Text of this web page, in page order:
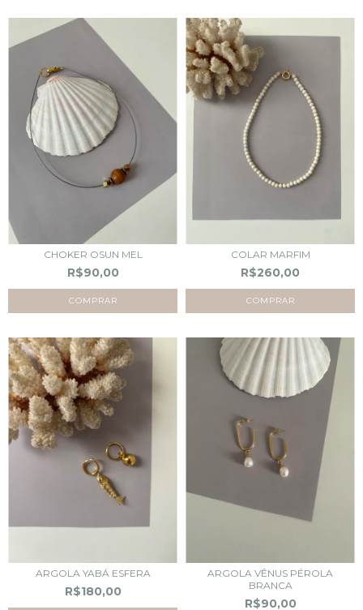
CHOKER OSUN MEL
R$90,00
COLAR MARFIM
R$260,00
ARGOLA YABÁ ESFERA
R$180,00
ARGOLA VÊNUS PÉROLA
BRANCA
R$90,00